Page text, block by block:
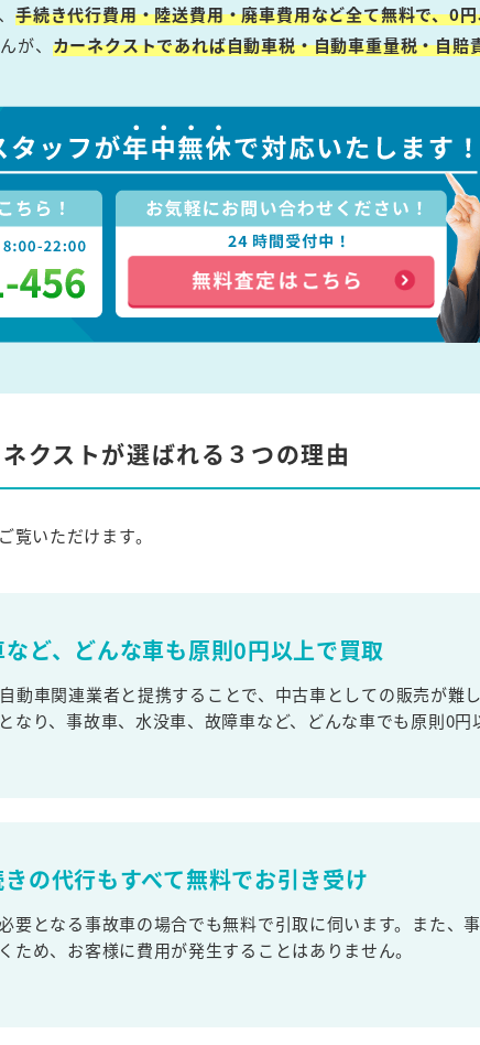
手続き代行費用・陸送費用・廃車費用など全て無料で、0
が、 カーネクストであれば自動車税・自動車重量税・自賠
クストが選ばれる３つの理由
いただけます。
ど、どんな車も原則0円以上で買取
動車関連業者と提携することで、中古車としての販売が難
なり、事故車、水没車、故障車など、どんな車でも原則0
の代行もすべて無料でお引き受け
要となる事故車の場合でも無料で引取に伺います。また、
ため、お客様に費用が発生することはありません。